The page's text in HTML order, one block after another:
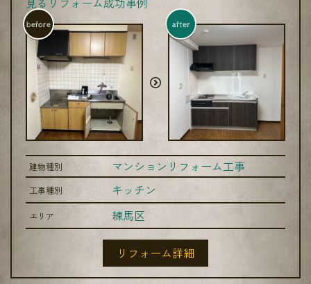
before after
建物種別 マンションリフォーム工事
工事種別 キッチン
エリア 練馬区
リフォーム詳細